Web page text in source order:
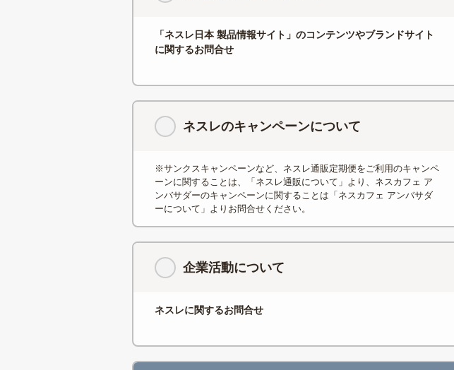
「ネスレ日本 製品情報サイト」のコンテンツやブランドサイト
に関するお問合せ
ネスレのキャンペーンについて
※サンクスキャンペーンなど、ネスレ通販定期便をご利用のキャンペ
ーンに関することは、「ネスレ通販について」より、ネスカフェ ア
ンバサダーのキャンペーンに関することは「ネスカフェ アンバサダ
ーについて」よりお問合せください。
企業活動について
ネスレに関するお問合せ